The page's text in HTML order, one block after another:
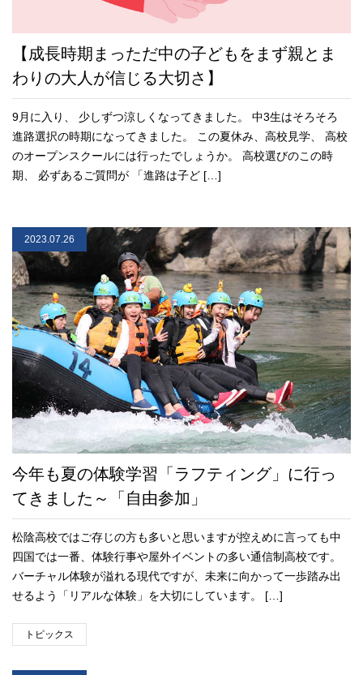
【成長時期まっただ中の子どもをまず親とま
わりの大人が信じる大切さ】
9月に入り、 少しずつ涼しくなってきました。 中3生はそろそろ
進路選択の時期になってきました。 この夏休み、高校見学、 高校
のオープンスクールには行ったでしょうか。 高校選びのこの時
期、 必ずあるご質問が 「進路は子ど […]
2023.07.26
今年も夏の体験学習「ラフティング」に行っ
てきました～「自由参加」
松陰高校ではご存じの方も多いと思いますが控えめに言っても中
四国では一番、体験行事や屋外イベントの多い通信制高校です。
バーチャル体験が溢れる現代ですが、未来に向かって一歩踏み出
せるよう「リアルな体験」を大切にしています。 […]
トピックス